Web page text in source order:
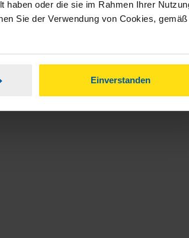
haben oder die sie im Rahmen Ihrer
Sie der Verwendung von Cookies, gemäß
Einverstanden